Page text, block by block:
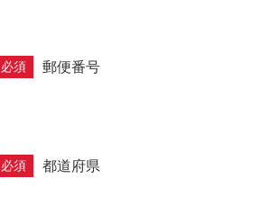
必須 郵便番号
必須 都道府県